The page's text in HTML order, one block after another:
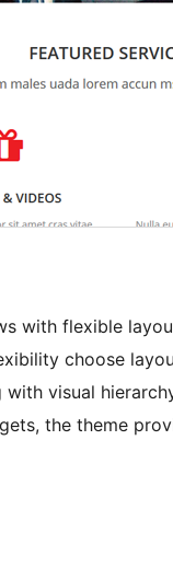
with flexible
choose
visual
the theme